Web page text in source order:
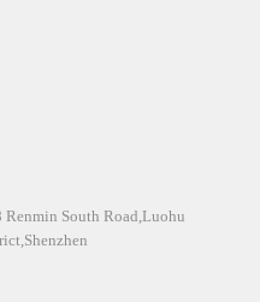
South Road,Luohu